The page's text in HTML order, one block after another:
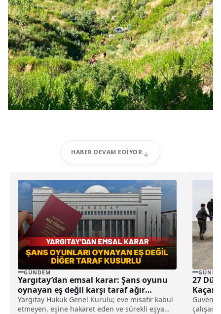
HABER DEVAM EDIYOR
GÜNDEM
Yargıtay’dan emsal karar: Şans oyunu
oynayan eş değil karşı taraf ağır
kusurlu sayıldı
Yargıtay Hukuk Genel Kurulu; eve misafir kabul
etmeyen, eşine hakaret eden ve sürekli eşya
27
çalışan